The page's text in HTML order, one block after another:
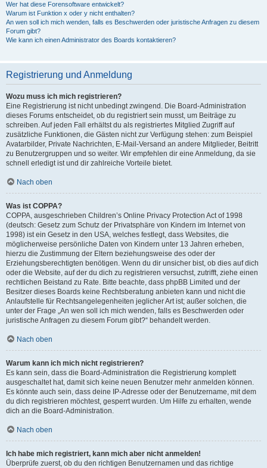
Wer hat diese Forensoftware entwickelt?
Warum ist Funktion x oder y nicht enthalten?
An wen soll ich mich wenden, falls es Beschwerden oder juristische Anfragen zu diesem
Forum gibt?
Wie kann ich einen Administrator des Boards kontaktieren?
Registrierung und Anmeldung
Wozu muss ich mich registrieren?
Eine Registrierung ist nicht unbedingt zwingend. Die Board-Administration
dieses Forums entscheidet, ob du registriert sein musst, um Beiträge zu
schreiben. Auf jeden Fall erhältst du als registriertes Mitglied Zugriff auf
zusätzliche Funktionen, die Gästen nicht zur Verfügung stehen: zum Beispiel
Avatarbilder, Private Nachrichten, E-Mail-Versand an andere Mitglieder, Beitritt
zu Benutzergruppen und so weiter. Wir empfehlen dir eine Anmeldung, da sie
schnell erledigt ist und dir zahlreiche Vorteile bietet.
Nach oben
Was ist COPPA?
COPPA, ausgeschrieben Children’s Online Privacy Protection Act of 1998
(deutsch: Gesetz zum Schutz der Privatsphäre von Kindern im Internet von
1998) ist ein Gesetz in den USA, welches festlegt, dass Websites, die
möglicherweise persönliche Daten von Kindern unter 13 Jahren erheben,
hierzu die Zustimmung der Eltern beziehungsweise des oder der
Erziehungsberechtigten benötigen. Wenn du dir unsicher bist, ob dies auf dich
oder die Website, auf der du dich zu registrieren versuchst, zutrifft, ziehe einen
rechtlichen Beistand zu Rate. Bitte beachte, dass phpBB Limited und der
Besitzer dieses Boards keine Rechtsberatung anbieten kann und nicht die
Anlaufstelle für Rechtsangelegenheiten jeglicher Art ist; außer solchen, die
unter der Frage „An wen soll ich mich wenden, falls es Beschwerden oder
juristische Anfragen zu diesem Forum gibt?“ behandelt werden.
Nach oben
Warum kann ich mich nicht registrieren?
Es kann sein, dass die Board-Administration die Registrierung komplett
ausgeschaltet hat, damit sich keine neuen Benutzer mehr anmelden können.
Es könnte auch sein, dass deine IP-Adresse oder der Benutzername, mit dem
du dich registrieren möchtest, gesperrt wurden. Um Hilfe zu erhalten, wende
dich an die Board-Administration.
Nach oben
Ich habe mich registriert, kann mich aber nicht anmelden!
Überprüfe zuerst, ob du den richtigen Benutzernamen und das richtige